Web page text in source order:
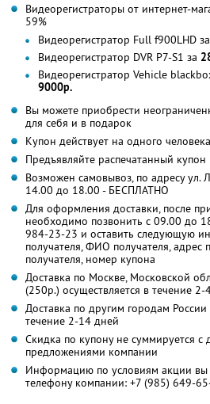
Видеорегистраторы от интернет-
59%
Видеорегистратор Full f900LHD за
Видеорегистратор DVR P7-S1 за
Видеорегистратор Vehicle
9000р.
Вы можете приобрести
для себя и в подарок
Купон действует на одного человека
Предъявляйте распечатанный купон
Возможен самовывоз, по адресу ул.
14.00 до 18.00 - БЕСПЛАТНО
Для оформления доставки, после
необходимо позвонить с 09.00 до
984-23-23 и оставить следующую
получателя, ФИО получателя, адрес
получателя, номер купона
Доставка по Москве, Московской
(250р.) осуществляется в течение 2-
Доставка по другим городам
течение 2-14 дней
Скидка по купону не суммируется с
предложениями компании
Информацию по условиям акции вы
телефону компании: +7 (985) 649-